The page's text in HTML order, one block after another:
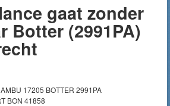
gaat zonder
Botter (2991PA)
17205 BOTTER 2991PA
BON 41858